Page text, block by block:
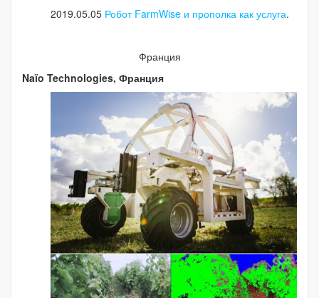
2019.05.05 Робот FarmWise и прополка как услуга.
Франция
Naïo Technologies, Франция